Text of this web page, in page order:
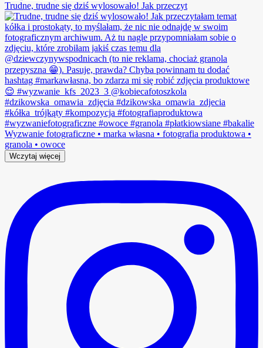
Trudne, trudne się dziś wylosowało! Jak przeczyt
Wczytaj więcej